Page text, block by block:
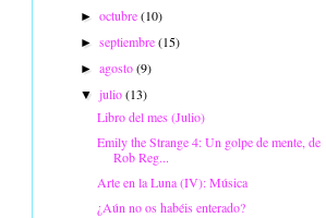
►octubre(10)
►septiembre(15)
►agosto(9)
▼julio(13)
Libro del mes (Julio)
Emily the Strange 4: Un golpe de mente, de
Rob Reg...
Arte en la Luna (IV): Música
¿Aún no os habéis enterado?